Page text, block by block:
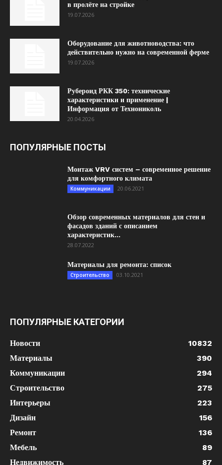
в пролёте на стройке
19.07.2026
Оборудование для животноводства: что
действительно нужно на современной ферме
19.07.2026
Рубероид РКК 350: технические
характеристики и применение |
Информация от Технониколь
20.04.2026
ПОПУЛЯРНЫЕ ПОСТЫ
Монтаж VRV систем – современное решение
для комфортного климата
Коммуникации 20.06.2021
Обзор современных материалов для стен и
фасадов зданий с описанием
характеристик...
28.07.2022
Материалы для ремонта: список
Строительство 03.10.2021
ПОПУЛЯРНЫЕ КАТЕГОРИИ
Новости
10832
Материалы
390
Коммуникации
294
Строительство
275
Интерьеры
223
Дизайн
156
Ремонт
136
Мебель
89
Недвижимость
87